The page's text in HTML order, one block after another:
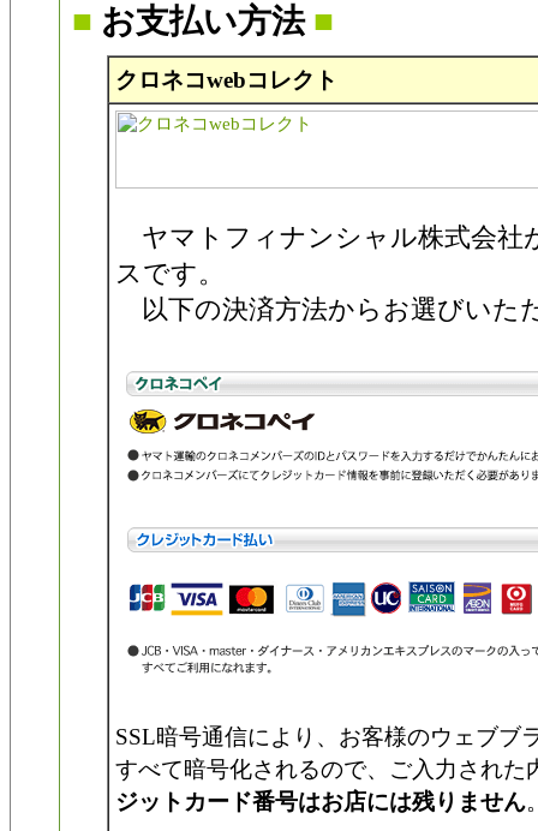
■ お支払い方法 ■
クロネコwebコレクト
ヤマトフィナンシャル株式会社
スです。
以下の決済方法からお選びいた
SSL暗号通信により、お客様のウェブブ
すべて暗号化されるので、ご入力された
ジットカード番号はお店には残りません